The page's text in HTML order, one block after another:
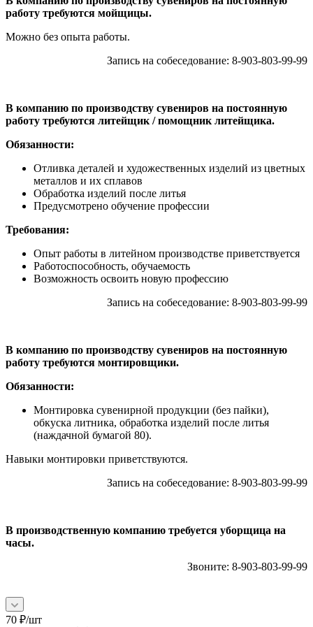
работу требуются мойщицы.
Можно без опыта работы.
Запись на собеседование: 8-903-803-99-99
В компанию по производству сувениров на постоянную
работу требуются литейщик / помощник литейщика.
Обязанности:
Отливка деталей и художественных изделий из цветных
металлов и их сплавов
Обработка изделий после литья
Предусмотрено обучение профессии
Требования:
Опыт работы в литейном производстве приветствуется
Работоспособность, обучаемость
Возможность освоить новую профессию
Запись на собеседование: 8-903-803-99-99
В компанию по производству сувениров на постоянную
работу требуются монтировщики.
Обязанности:
Монтировка сувенирной продукции (без пайки),
обкуска литника, обработка изделий после литья
(наждачной бумагой 80).
Навыки монтировки приветствуются.
Запись на собеседование: 8-903-803-99-99
В производственную компанию требуется уборщица на
часы.
Звоните: 8-903-803-99-99
70 ₽/шт